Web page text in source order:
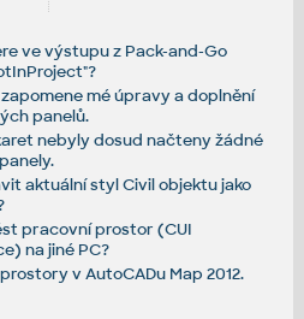
ve výstupu z Pack-and-Go
mé úpravy a doplnění
panelů.
nebyly dosud načteny žádné
aktuální styl Civil objektu jako
pracovní prostor (CUI
na jiné PC?
v AutoCADu Map 2012.